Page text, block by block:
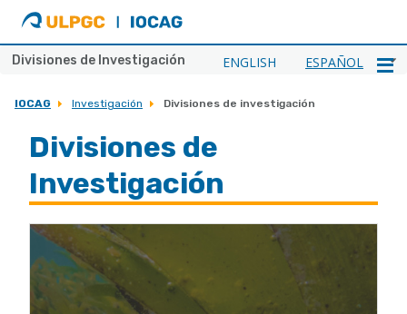
ULPGC
Ir
al
inicio
IOCAG
ENGLISH ESPAÑOL
Divisiones de Investigación
IOCAG Investigación Divisiones de investigación
Divisiones de
Investigación